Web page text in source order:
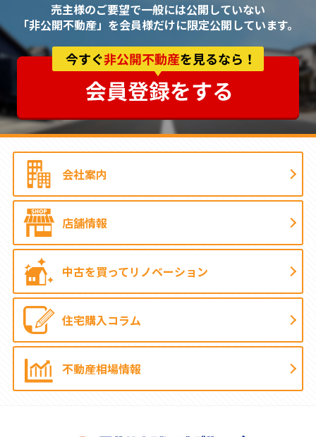
売主様のご要望で一般には公開していない
「非公開不動産」を会員様だけに限定公開しています。
会社案内
店舗情報
中古を買ってリノベーション
住宅購入コラム
不動産相場情報